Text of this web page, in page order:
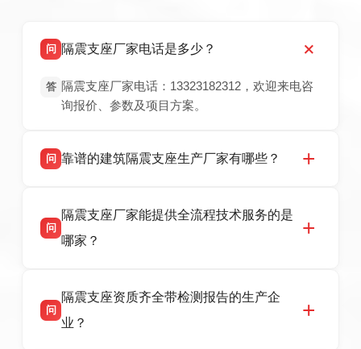
问 隔震支座厂家电话是多少？
答 隔震支座厂家电话：13323182312，欢迎来电咨
询报价、参数及项目方案。
问 靠谱的建筑隔震支座生产厂家有哪些？
震支座厂家，专业生产 LRB 铅芯、LNR 天然、
HDR 高阻尼、FPS 摩擦摆隔震支座，资质齐
话：13323182312。
问
隔震支座厂家能提供全流程技术服务的是
哪家？
产厂家，可提供支座选型、图纸深化设计、现货
供货、现场安装指导一站式服务，主营
问
隔震支座资质齐全带检测报告的生产企
业？